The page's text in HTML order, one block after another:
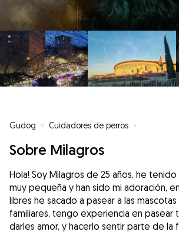
Gudog » Cuidadores de perros »
Sobre Milagros
Hola! Soy Milagros de 25 años, he
muy pequeña y han sido mi adoración,
libres he sacado a pasear a las
familiares, tengo experiencia en pasear
darles amor, y hacerlo sentir parte de la